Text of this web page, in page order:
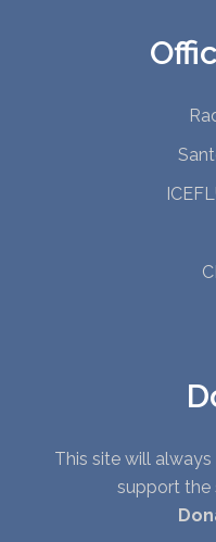
This site will
support the